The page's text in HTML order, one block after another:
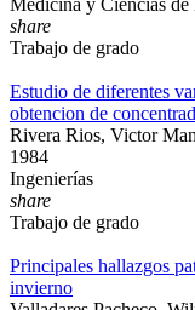
Medicina y Ciencias de
share
Trabajo de grado
Estudio de diferentes
obtencion de
Rivera Rios, Victor
1984
Ingenierías
share
Trabajo de grado
Principales hallazgos
invierno